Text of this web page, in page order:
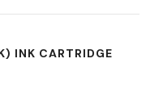
INK CARTRIDGE